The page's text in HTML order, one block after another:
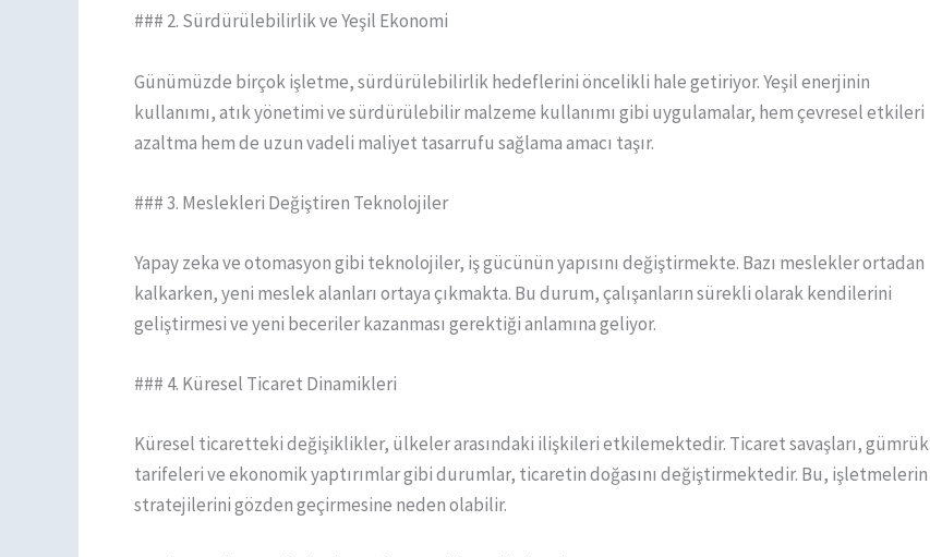
### 2. Sürdürülebilirlik ve Yeşil Ekonomi
Günümüzde birçok işletme, sürdürülebilirlik hedeflerini öncelikli hale getiriyor. Yeşil enerjinin
kullanımı, atık yönetimi ve sürdürülebilir malzeme kullanımı gibi uygulamalar, hem çevresel etkileri
azaltma hem de uzun vadeli maliyet tasarrufu sağlama amacı taşır.
### 3. Meslekleri Değiştiren Teknolojiler
Yapay zeka ve otomasyon gibi teknolojiler, iş gücünün yapısını değiştirmekte. Bazı meslekler ortadan
kalkarken, yeni meslek alanları ortaya çıkmakta. Bu durum, çalışanların sürekli olarak kendilerini
geliştirmesi ve yeni beceriler kazanması gerektiği anlamına geliyor.
### 4. Küresel Ticaret Dinamikleri
Küresel ticaretteki değişiklikler, ülkeler arasındaki ilişkileri etkilemektedir. Ticaret savaşları, gümrük
tarifeleri ve ekonomik yaptırımlar gibi durumlar, ticaretin doğasını değiştirmektedir. Bu, işletmelerin
stratejilerini gözden geçirmesine neden olabilir.